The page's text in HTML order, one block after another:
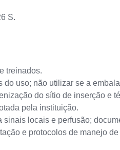
S.
treinados.
uso; não utilizar se a
do sítio de inserção e
pela instituição.
locais e perfusão;
e protocolos de manejo